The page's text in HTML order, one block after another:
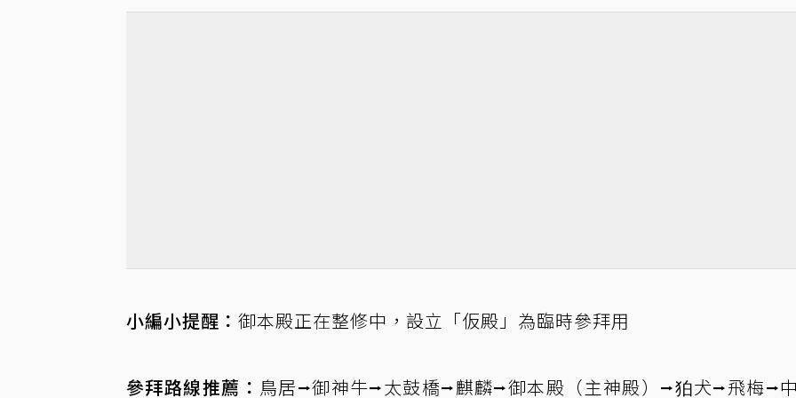
小編小提醒： 御本殿正在整修中，設立「仮殿」為臨時參拜用
參拜路線推薦： 鳥居⭢御神牛⭢太鼓橋⭢麒麟⭢御本殿（主神殿）⭢狛犬⭢飛梅⭢